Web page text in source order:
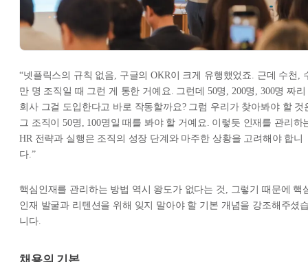
“넷플릭스의 규칙 없음, 구글의 OKR이 크게 유행했었죠. 근데 수천,
만 명 조직일 때 그런 게 통한 거예요. 그런데 50명, 200명, 300명 짜리
회사 그걸 도입한다고 바로 작동할까요? 그럼 우리가 찾아봐야 할 것
그 조직이 50명, 100명일 때를 봐야 할 거예요. 이렇듯 인재를 관리하
HR 전략과 실행은 조직의 성장 단계와 마주한 상황을 고려해야 합니
다.”
핵심인재를 관리하는 방법 역시 왕도가 없다는 것, 그렇기 때문에 핵
인재 발굴과 리텐션을 위해 잊지 말아야 할 기본 개념을 강조해주셨
니다.